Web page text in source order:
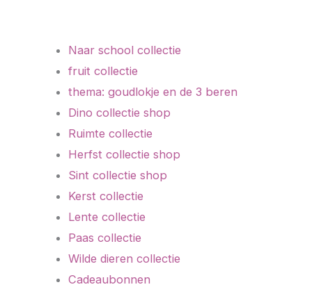
Naar school collectie
fruit collectie
thema: goudlokje en de 3 beren
Dino collectie shop
Ruimte collectie
Herfst collectie shop
Sint collectie shop
Kerst collectie
Lente collectie
Paas collectie
Wilde dieren collectie
Cadeaubonnen